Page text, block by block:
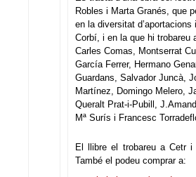
Robles i Marta Granés, que
en la diversitat d’aportacions
Corbí, i en la que hi trobareu
Carles Comas, Montserrat
García Ferrer, Hermano
Guardans, Salvador Juncà,
Martínez, Domingo Melero,
Queralt Prat-i-Pubill,
Mª Surís i Francesc
El llibre el trobareu a Cetr
També el podeu comprar a: